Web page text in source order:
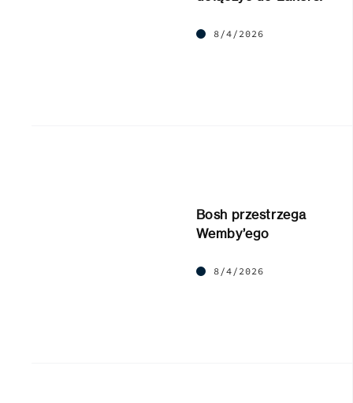
8/4/2026
Bosh przestrzega
Wemby’ego
8/4/2026